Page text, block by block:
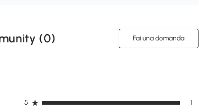
(0) Fai una domanda
5 1